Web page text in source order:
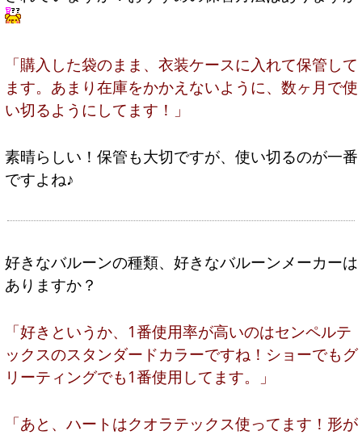
「購入した袋のまま、衣装ケースに入れて保管して
ます。あまり在庫をかかえないように、数ヶ月で使
い切るようにしてます！」
素晴らしい！保管も大切ですが、使い切るのが一番
ですよね♪
好きなバルーンの種類、好きなバルーンメーカーは
ありますか？
「好きというか、1番使用率が高いのはセンペルテ
ックスのスタンダードカラーですね！ショーでもグ
リーティングでも1番使用してます。」
「あと、ハートはクオラテックス使ってます！形が